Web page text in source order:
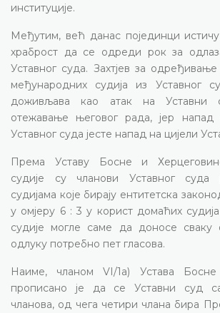
институције.
Међутим, већ данас појединци
храброст да се одреди рок за
Уставног суда. Захтјев за
међународних судија из Уставног
доживљава као атак на Уставни
отежавање његовог рада, јер напад
Уставног суда јесте напад на цијели
Према Уставу Босне и
судије су чланови Уставног суда
судијама које бирају ентитетска
у омјеру 6 : 3 у корист домаћих
судије могле саме да доносе сваку
одлуку потребно пет гласова.
Наиме, чланом VI/1а) Устава
прописано је да се Уставни суд
чланова, од чега четири члана бира